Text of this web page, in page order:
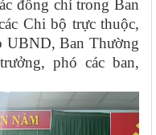
đồng chí trong Ban
Chi bộ trực thuộc,
UBND, Ban Thường
phó các ban,